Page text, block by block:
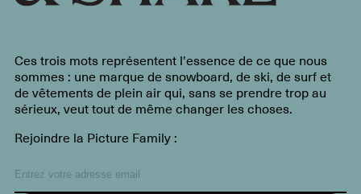
Ces trois mots représentent l'essence de ce que nous
sommes : une marque de snowboard, de ski, de surf et
de vêtements de plein air qui, sans se prendre trop au
sérieux, veut tout de même changer les choses.
Rejoindre la Picture Family :